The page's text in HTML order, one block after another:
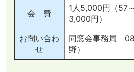
会 費
1人5,000円（57
3,000円）
お問い合わ
せ
同窓会事務局
野）